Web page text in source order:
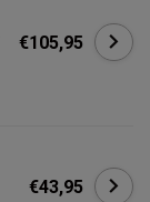
€105,95
€43,95